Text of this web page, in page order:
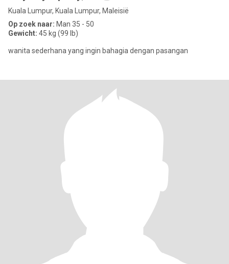
Kuala Lumpur, Kuala Lumpur, Maleisië
Op zoek naar: Man 35 - 50
Gewicht: 45 kg (99 lb)
wanita sederhana yang ingin bahagia dengan pasangan